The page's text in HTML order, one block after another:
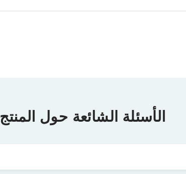
الأسئلة الشائعة حول المنتج